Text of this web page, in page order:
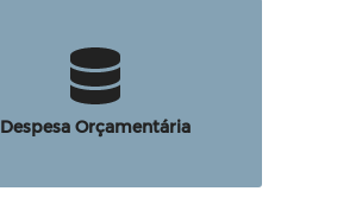
Despesa Orçamentária